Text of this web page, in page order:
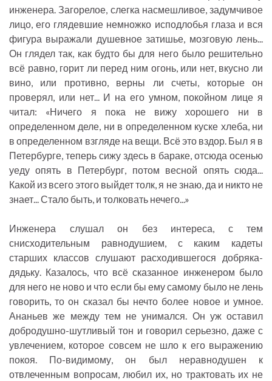
инженера. Загорелое, слегка насмешливое, задумчивое
лицо, его глядевшие немножко исподлобья глаза и вся
фигура выражали душевное затишье, мозговую лень...
Он глядел так, как будто бы для него было решительно
всё равно, горит ли перед ним огонь, или нет, вкусно ли
вино, или противно, верны ли счеты, которые он
проверял, или нет... И на его умном, покойном лице я
читал: «Ничего я пока не вижу хорошего ни в
определенном деле, ни в определенном куске хлеба, ни
в определенном взгляде на вещи. Всё это вздор. Был я в
Петербурге, теперь сижу здесь в бараке, отсюда осенью
уеду опять в Петербург, потом весной опять сюда...
Какой из всего этого выйдет толк, я не знаю, да и никто не
знает... Стало быть, и толковать нечего...»
Инженера слушал он без интереса, с тем
снисходительным равнодушием, с каким кадеты
старших классов слушают расходившегося добряка-
дядьку. Казалось, что всё сказанное инженером было
для него не ново и что если бы ему самому было не лень
говорить, то он сказал бы нечто более новое и умное.
Ананьев же между тем не унимался. Он уж оставил
добродушно-шутливый тон и говорил серьезно, даже с
увлечением, которое совсем не шло к его выражению
покоя. По-видимому, он был неравнодушен к
отвлеченным вопросам, любил их, но трактовать их не